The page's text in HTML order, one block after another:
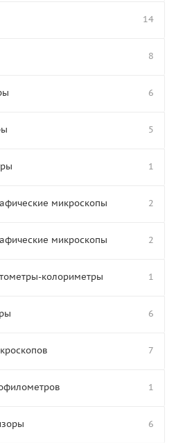
14
8
6
5
1
микроскопы 2
микроскопы 2
колориметры 1
6
7
1
6